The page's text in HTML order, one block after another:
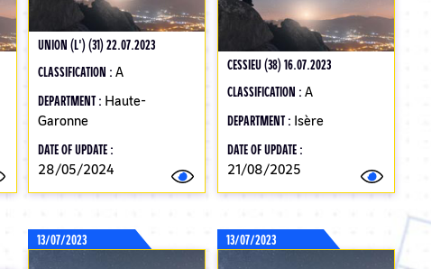
UNION (L') (31) 22.07.2023
CLASSIFICATION :A
DEPARTMENT : Haute-
Garonne
DATE OF UPDATE :
28/05/2024
CESSIEU (38) 16.07.2023
CLASSIFICATION : A
DEPARTMENT : Isère
DATE OF UPDATE :
21/08/2025
13/07/2023 13/07/2023